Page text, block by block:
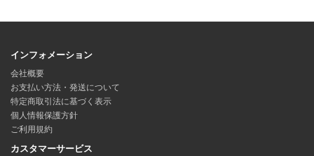
インフォメーション
会社概要
お支払い方法・発送について
特定商取引法に基づく表示
個人情報保護方針
ご利用規約
カスタマーサービス